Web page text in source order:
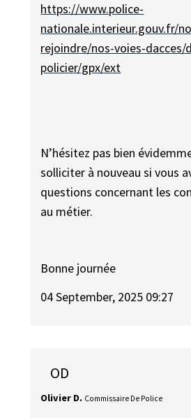
https://www.police-
nationale.interieur.gouv.fr/
rejoindre/nos-voies-dacces/
policier/gpx/ext
N’hésitez pas bien
solliciter à nouveau si vous
questions concernant les
au métier.
Bonne journée
04 September, 2025 09:27
OD
Olivier D. Commissaire De Police